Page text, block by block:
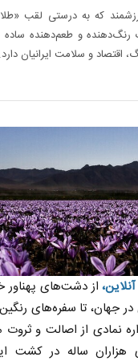
ارزشمند که به درستی لقب
رنگ‌دهنده و طعم‌دهنده ساده
اقتصاد و سلامت ایرانیان دارد.
از دشت‌های پهناور
جهان، تا سفره‌های
نمادی از اصالت و
هزاران ساله در کشت